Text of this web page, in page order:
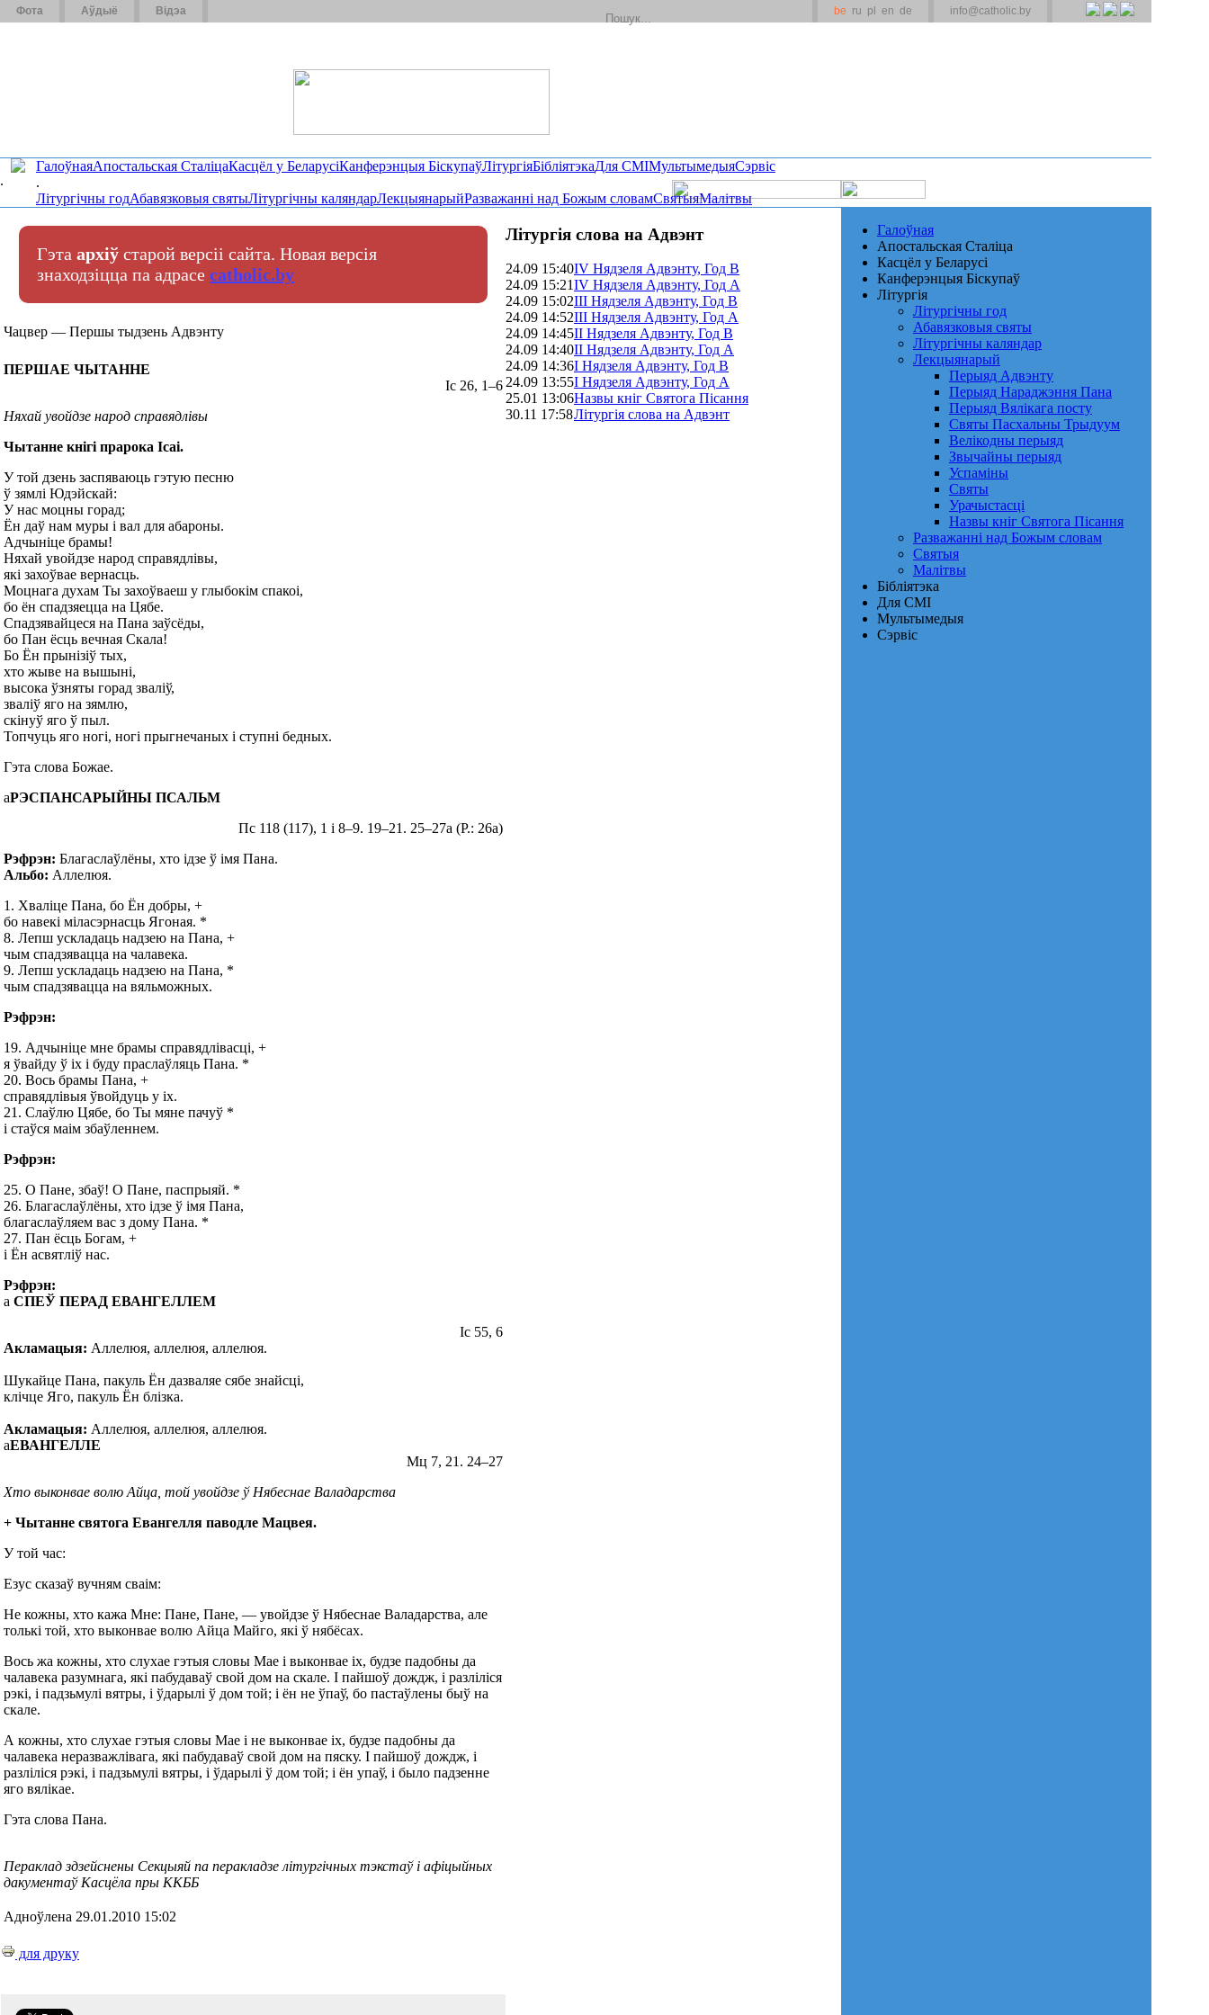
Фота Аўдыё Відэа be ru pl en de info@catholic.by
.
ГалоўнаяАпостальская СталіцаКасцёл у БеларусіКанферэнцыя БіскупаўЛітургіяБібліятэкаДля СМІМультымедыяСэрвіс
.
Літургічны годАбавязковыя святыЛітургічны каляндарЛекцыянарыйРазважанні над Божым словамСвятыяМалітвы
Гэта архіў старой версіі сайта. Новая версія
знаходзіцца па адрасе catholic.by
Чацвер — Першы тыдзень Адвэнту
ПЕРШАЕ ЧЫТАННЕ
Іс 26, 1–6
Няхай увойдзе народ справядлівы
Чытанне кнігі прарока Ісаі.
У той дзень заспяваюць гэтую песню
ў зямлі Юдэйскай:
У нас моцны горад;
Ён даў нам муры і вал для абароны.
Адчыніце брамы!
Няхай увойдзе народ справядлівы,
які захоўвае вернасць.
Моцнага духам Ты захоўваеш у глыбокім спакоі,
бо ён спадзяецца на Цябе.
Спадзявайцеся на Пана заўсёды,
бо Пан ёсць вечная Скала!
Бо Ён прынізіў тых,
хто жыве на вышыні,
высока ўзняты горад зваліў,
зваліў яго на зямлю,
скінуў яго ў пыл.
Топчуць яго ногі, ногі прыгнечаных і ступні бедных.
Гэта слова Божае.
аРЭСПАНСАРЫЙНЫ ПСАЛЬМ
Пс 118 (117), 1 і 8–9. 19–21. 25–27а (Р.: 26а)
Рэфрэн: Благаслаўлёны, хто ідзе ў імя Пана.
Альбо: Аллелюя.
1. Хваліце Пана, бо Ён добры, +
бо навекі міласэрнасць Ягоная. *
8. Лепш ускладаць надзею на Пана, +
чым спадзявацца на чалавека.
9. Лепш ускладаць надзею на Пана, *
чым спадзявацца на вяльможных.
Рэфрэн:
19. Адчыніце мне брамы справядлівасці, +
я ўвайду ў іх і буду праслаўляць Пана. *
20. Вось брамы Пана, +
справядлівыя ўвойдуць у іх.
21. Слаўлю Цябе, бо Ты мяне пачуў *
і стаўся маім збаўленнем.
Рэфрэн:
25. О Пане, збаў! О Пане, паспрыяй. *
26. Благаслаўлёны, хто ідзе ў імя Пана,
благаслаўляем вас з дому Пана. *
27. Пан ёсць Богам, +
і Ён асвятліў нас.
Рэфрэн:
а СПЕЎ ПЕРАД ЕВАНГЕЛЛЕМ
Іс 55, 6
Акламацыя: Аллелюя, аллелюя, аллелюя.
Шукайце Пана, пакуль Ён дазваляе сябе знайсці,
клічце Яго, пакуль Ён блізка.
Акламацыя: Аллелюя, аллелюя, аллелюя.
аЕВАНГЕЛЛЕ
Мц 7, 21. 24–27
Хто выконвае волю Айца, той увойдзе ў Нябеснае Валадарства
+ Чытанне святога Евангелля паводле Мацвея.
У той час:
Езус сказаў вучням сваім:
Не кожны, хто кажа Мне: Пане, Пане, — увойдзе ў Нябеснае Валадарства, але
толькі той, хто выконвае волю Айца Майго, які ў нябёсах.
Вось жа кожны, хто слухае гэтыя словы Мае і выконвае іх, будзе падобны да
чалавека разумнага, які пабудаваў свой дом на скале. І пайшоў дождж, і разліліся
рэкі, і падзьмулі вятры, і ўдарылі ў дом той; і ён не ўпаў, бо пастаўлены быў на
скале.
А кожны, хто слухае гэтыя словы Мае і не выконвае іх, будзе падобны да
чалавека неразважлівага, які пабудаваў свой дом на пяску. І пайшоў дождж, і
разліліся рэкі, і падзьмулі вятры, і ўдарылі ў дом той; і ён упаў, і было падзенне
яго вялікае.
Гэта слова Пана.
Пераклад здзейснены Секцыяй па перакладзе літургічных тэкстаў і афіцыйных
дакументаў Касцёла пры ККББ
Адноўлена 29.01.2010 15:02
для друку
Літургія слова на Адвэнт
24.09 15:40IV Нядзеля Адвэнту, Год B
24.09 15:21ІV Нядзеля Адвэнту, Год A
24.09 15:02ІІI Нядзеля Адвэнту, Год B
24.09 14:52ІІI Нядзеля Адвэнту, Год A
24.09 14:45II Нядзеля Адвэнту, Год B
24.09 14:40ІI Нядзеля Адвэнту, Год A
24.09 14:36І Нядзеля Адвэнту, Год В
24.09 13:55І Нядзеля Адвэнту, Год A
25.01 13:06Назвы кніг Святога Пісання
30.11 17:58Літургія слова на Адвэнт
Галоўная
Апостальская Сталіца
Касцёл у Беларусі
Канферэнцыя Біскупаў
Літургія
Літургічны год
Абавязковыя святы
Літургічны каляндар
Лекцыянарый
Перыяд Адвэнту
Перыяд Нараджэння Пана
Перыяд Вялікага посту
Святы Пасхальны Трыдуум
Велікодны перыяд
Звычайны перыяд
Успаміны
Святы
Урачыстасці
Назвы кніг Святога Пісання
Разважанні над Божым словам
Святыя
Малітвы
Бібліятэка
Для СМІ
Мультымедыя
Сэрвіс